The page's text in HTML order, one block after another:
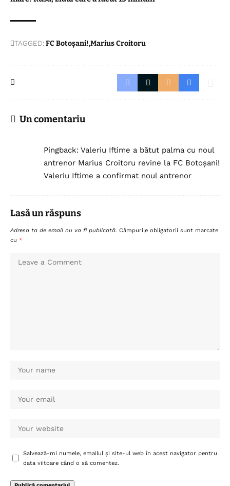
TAGGED:FC Botoșani! Marius Croitoru
Un comentariu
Pingback: Valeriu Iftime a bătut palma cu noul
antrenor Marius Croitoru revine la FC Botoșani!
Valeriu Iftime a confirmat noul antrenor
Lasă un răspuns
Adresa ta de email nu va fi publicată. Câmpurile obligatorii sunt marcate
cu *
Salvează-mi numele, emailul și site-ul web în acest navigator pentru
data viitoare când o să comentez.